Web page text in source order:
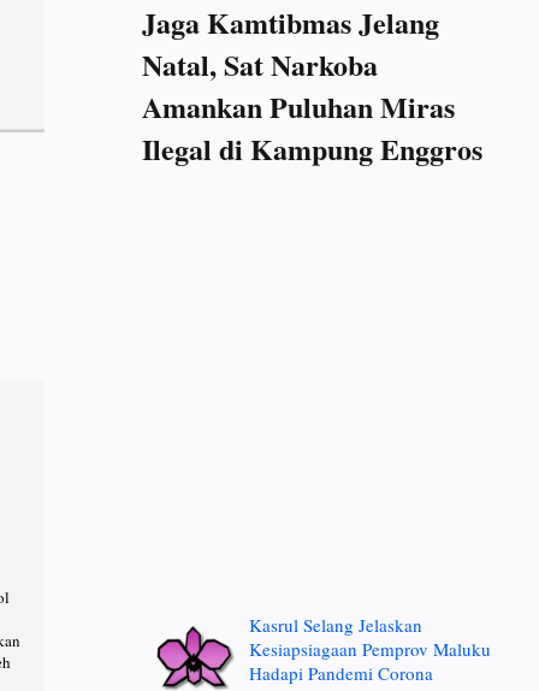
Jaga Kamtibmas Jelang
Natal, Sat Narkoba
Amankan Puluhan Miras
Ilegal di Kampung Enggros
Kasrul Selang Jelaskan
Kesiapsiagaan Pemprov Maluku
Hadapi Pandemi Corona